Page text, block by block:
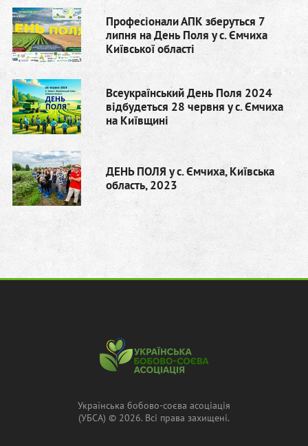
Професіонали АПК зберуться 7
липня на День Поля у с. Ємчиха
Київської області
Всеукраїнський День Поля 2024
відбудеться 28 червня у с. Ємчиха
на Київщині
ДЕНЬ ПОЛЯ у с. Ємчиха, Київська
область, 2023
Українська бобово-соєва асоціація
(УБСА) © 2026. Всі права захищені.